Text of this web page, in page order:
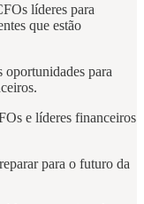
líderes para
que estão
oportunidades para
e líderes financeiros
para o futuro da